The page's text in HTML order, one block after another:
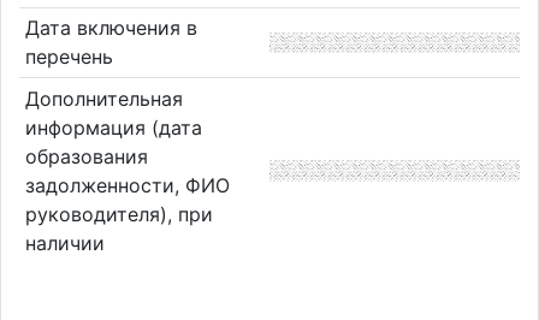
Дата включения в
перечень
Дополнительная
информация (дата
образования
задолженности, ФИО
руководителя), при
наличии